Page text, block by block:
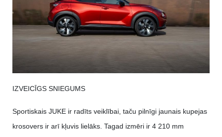
IZVEICĪGS SNIEGUMS
Sportiskais JUKE ir radīts veiklībai, taču pilnīgi jaunais kupejas
krosovers ir arī kļuvis lielāks. Tagad izmēri ir 4 210 mm